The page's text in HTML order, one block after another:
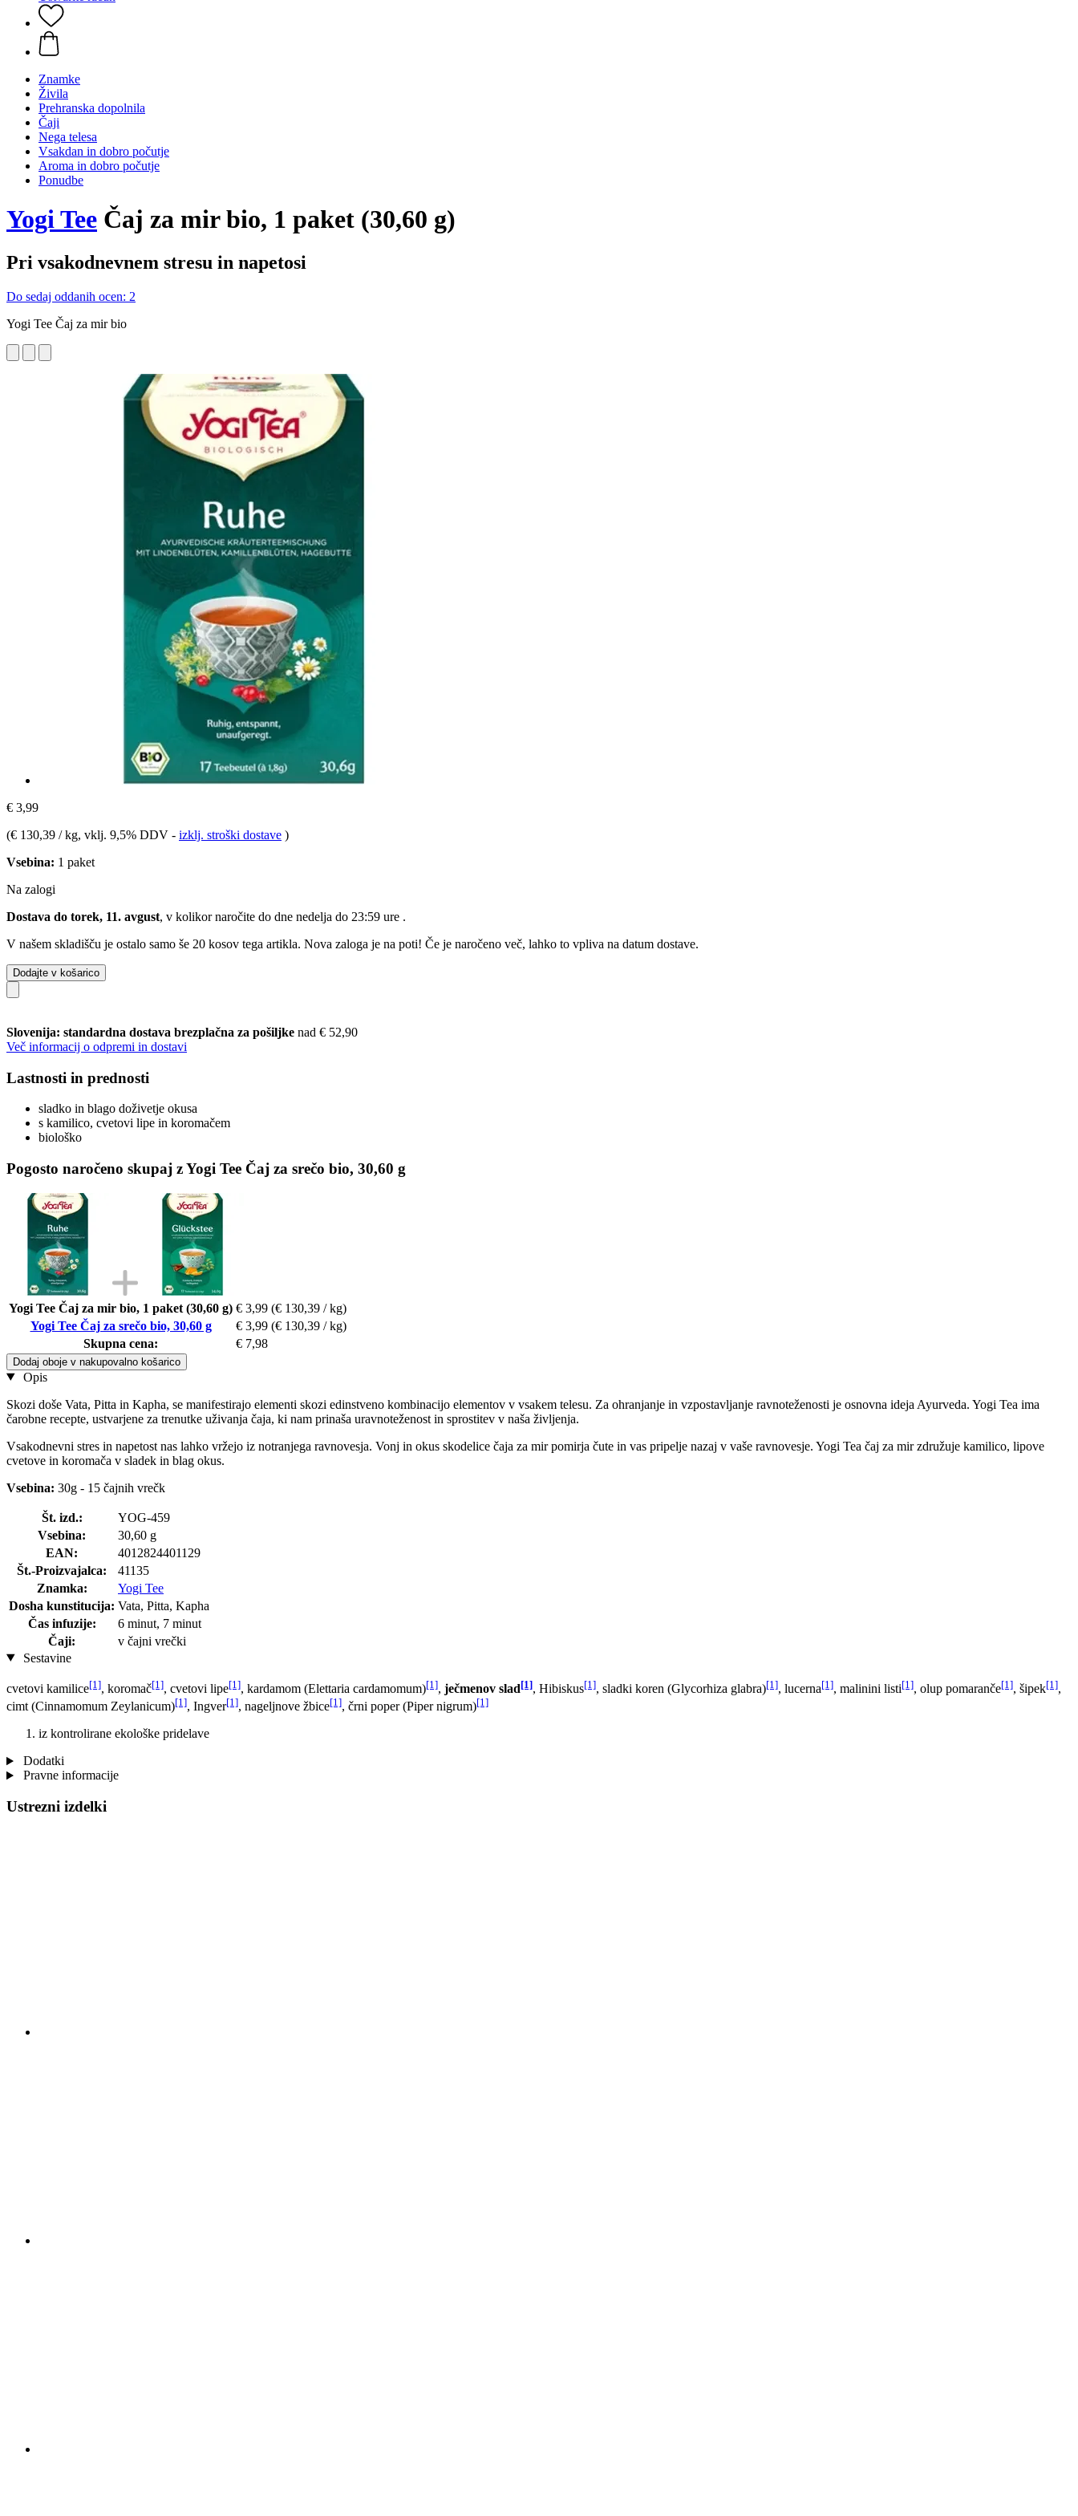
Znamke
Živila
Prehranska dopolnila
Čaji
Nega telesa
Vsakdan in dobro počutje
Aroma in dobro počutje
Ponudbe
Yogi Tee Čaj za mir bio, 1 paket (30,60 g)
Pri vsakodnevnem stresu in napetosi
Do sedaj oddanih ocen: 2
Yogi Tee Čaj za mir bio
€ 3,99
(€ 130,39 / kg, vklj. 9,5% DDV - izklj. stroški dostave )
Vsebina: 1 paket
Na zalogi
Dostava do torek, 11. avgust, v kolikor naročite do dne nedelja do 23:59 ure .
V našem skladišču je ostalo samo še 20 kosov tega artikla. Nova zaloga je na poti! Če je naročeno več, lahko to vpliva na datum dostave.
Dodajte v košarico
Slovenija: standardna dostava brezplačna za pošiljke nad € 52,90
Več informacij o odpremi in dostavi
Lastnosti in prednosti
sladko in blago doživetje okusa
s kamilico, cvetovi lipe in koromačem
biološko
Pogosto naročeno skupaj z Yogi Tee Čaj za srečo bio, 30,60 g
Yogi Tee Čaj za mir bio, 1 paket (30,60 g) € 3,99 (€ 130,39 / kg)
Yogi Tee Čaj za srečo bio, 30,60 g
€ 3,99 (€ 130,39 / kg)
Skupna cena:
€ 7,98
Dodaj oboje v nakupovalno košarico
Opis
Skozi doše Vata, Pitta in Kapha, se manifestirajo elementi skozi edinstveno kombinacijo elementov v vsakem telesu. Za ohranjanje in vzpostavljanje ravnoteženosti je osnovna ideja Ayurveda. Yogi Tea ima
čarobne recepte, ustvarjene za trenutke uživanja čaja, ki nam prinaša uravnoteženost in sprostitev v naša življenja.
Vsakodnevni stres in napetost nas lahko vržejo iz notranjega ravnovesja. Vonj in okus skodelice čaja za mir pomirja čute in vas pripelje nazaj v vaše ravnovesje. Yogi Tea čaj za mir združuje kamilico, lipove
cvetove in koromača v sladek in blag okus.
Vsebina: 30g - 15 čajnih vrečk
Št. izd.:
YOG-459
Vsebina:
30,60 g
EAN:
4012824401129
Št.-Proizvajalca:
41135
Znamka:
Yogi Tee
Dosha kunstitucija: Vata, Pitta, Kapha
Čas infuzije:
6 minut, 7 minut
Čaji:
v čajni vrečki
Sestavine
cvetovi kamilice[1], koromač[1], cvetovi lipe[1], kardamom (Elettaria cardamomum)[1], ječmenov slad[1], Hibiskus[1], sladki koren (Glycorhiza glabra)[1], lucerna[1], malinini listi[1], olup pomaranče[1], šipek[1],
cimt (Cinnamomum Zeylanicum)[1], Ingver[1], nageljnove žbice[1], črni poper (Piper nigrum)[1]
iz kontrolirane ekološke pridelave
Dodatki
Pravne informacije
Ustrezni izdelki